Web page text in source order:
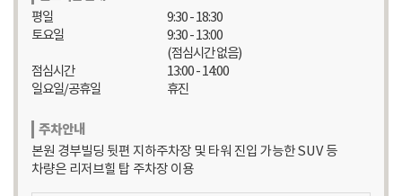
평일
토요일
점심시간
일요일/공휴일
9:30 - 18:30
9:30 - 13:00
(점심시간 없음)
13:00 - 14:00
휴진
주차안내
본원 경부빌딩 뒷편 지하주차장 및 타워 진입 가능한 SUV 등
차량은 리저브힐 탑 주차장 이용